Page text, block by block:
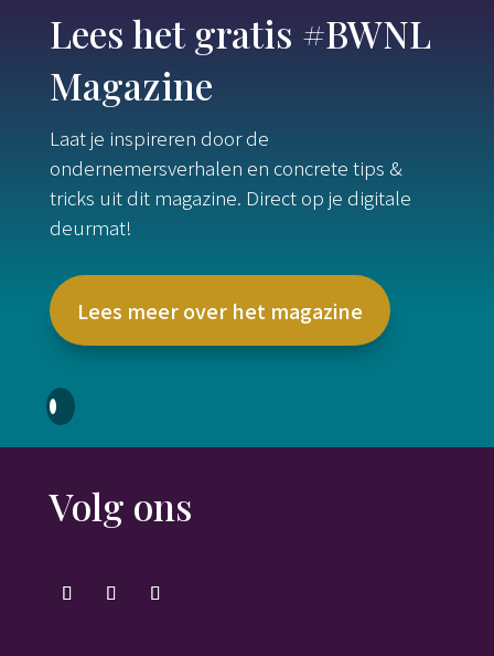
Lees het gratis #BWNL
Magazine
Laat je inspireren door de
ondernemersverhalen en concrete tips &
tricks uit dit magazine. Direct op je digitale
deurmat!
Lees meer over het magazine
Volg ons